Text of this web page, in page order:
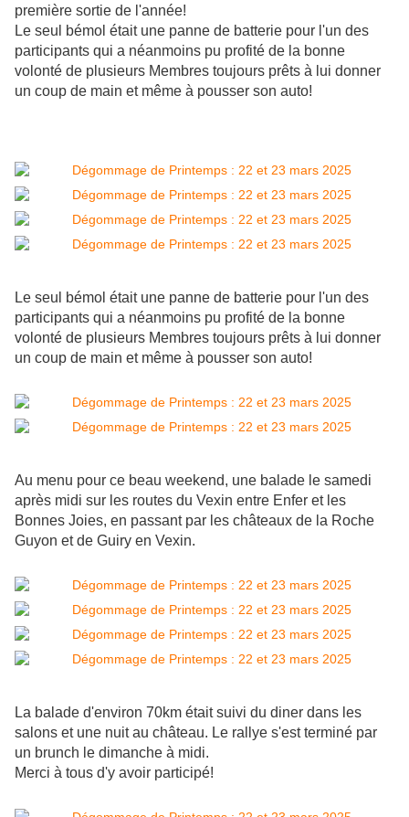
première sortie de l'année!
Le seul bémol était une panne de batterie pour l'un des
participants qui a néanmoins pu profité de la bonne
volonté de plusieurs Membres toujours prêts à lui donner
un coup de main et même à pousser son auto!
Le seul bémol était une panne de batterie pour l'un des
participants qui a néanmoins pu profité de la bonne
volonté de plusieurs Membres toujours prêts à lui donner
un coup de main et même à pousser son auto!
Au menu pour ce beau weekend, une balade le samedi
après midi sur les routes du Vexin entre Enfer et les
Bonnes Joies, en passant par les châteaux de la Roche
Guyon et de Guiry en Vexin.
La balade d'environ 70km était suivi du diner dans les
salons et une nuit au château. Le rallye s'est terminé par
un brunch le dimanche à midi.
Merci à tous d'y avoir participé!